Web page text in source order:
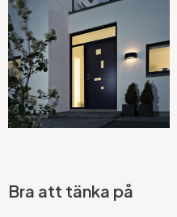
Bra att tänka på